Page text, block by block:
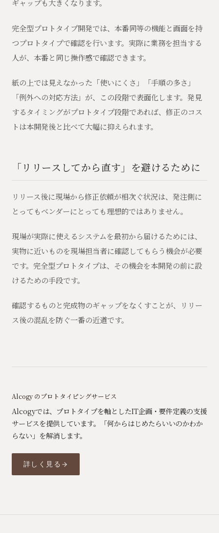
ギャップも大きくなります。
完全型プロトタイプ開発では、本番同等の機能と画面を持
つプロトタイプで確認を行います。実際に業務を担当する
人が、本番と同じ操作感で確認できます。
紙の上では見えなかった「使いにくさ」「手順の多さ」
「例外への対応方法」が、この段階で表面化します。発見
するタイミングがプロトタイプ段階であれば、修正のコス
トは本開発後と比べて大幅に抑えられます。
「リリースしてから直す」を避けるために
リリース後に現場から修正依頼が相次ぐ状況は、発注側に
とってもベンダーにとっても理想的ではありません。
現場が実際に使えるシステムを最初から届けるためには、
実物に近いものを現場担当者に確認してもらう機会が必要
です。完全型プロトタイプは、その機会を本開発の前に設
けるための手段です。
確認するものと完成物のギャップをなくすことが、リリー
ス後の混乱を防ぐ一番の近道です。
Alcogy のプロトタイピングサービス
Alcogyでは、プロトタイプを軸としたIT企画・要件定義の支援
サービスを提供しています。「何からはじめたらいいのかわか
らない」を解消します。
詳しく見る